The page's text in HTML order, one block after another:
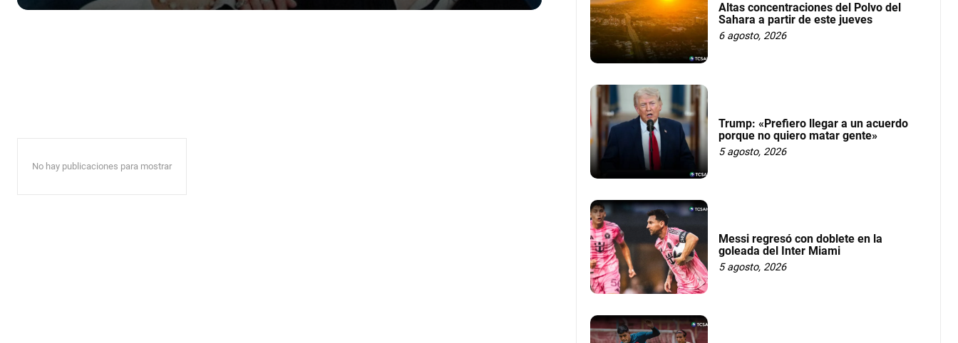
No hay publicaciones para mostrar
Altas concentraciones del Polvo del
Sahara a partir de este jueves
6 agosto, 2026
Trump: «Prefiero llegar a un acuerdo
porque no quiero matar gente»
5 agosto, 2026
Messi regresó con doblete en la
goleada del Inter Miami
5 agosto, 2026